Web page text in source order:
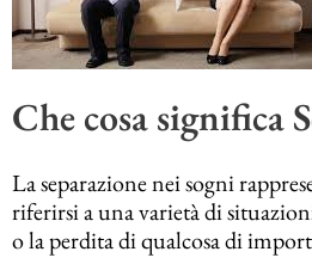
Che cosa significa
La separazione nei sogni
riferirsi a una varietà di
o la perdita di qualcosa di